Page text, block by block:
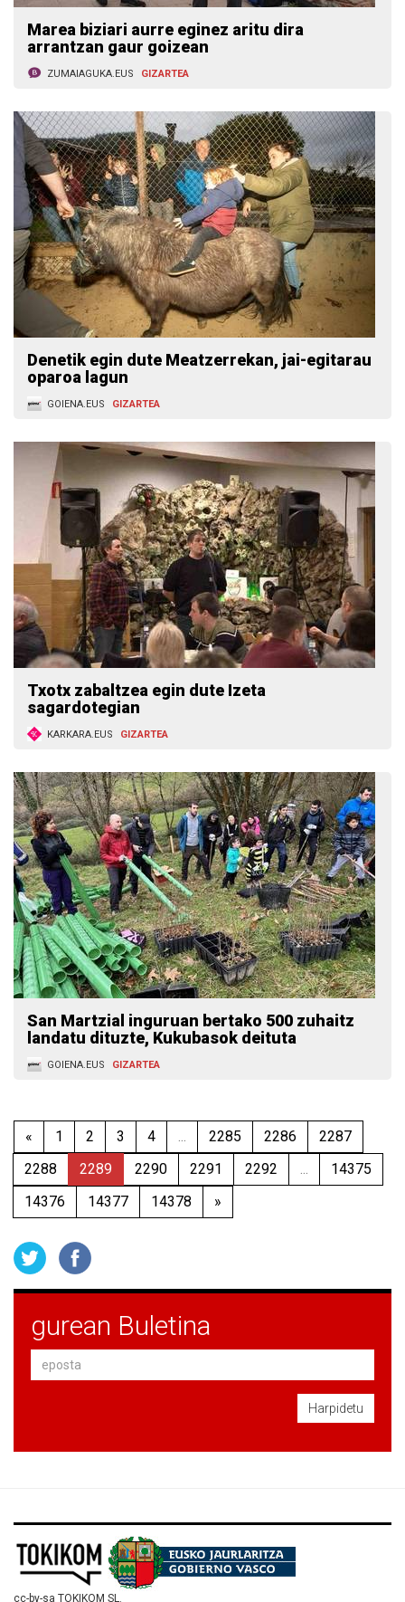
Marea biziari aurre eginez aritu dira
arrantzan gaur goizean
ZUMAIAGUKA.EUS GIZARTEA
Denetik egin dute Meatzerrekan, jai-egitarau
oparoa lagun
GOIENA.EUS GIZARTEA
Txotx zabaltzea egin dute Izeta
sagardotegian
KARKARA.EUS GIZARTEA
San Martzial inguruan bertako 500 zuhaitz
landatu dituzte, Kukubasok deituta
GOIENA.EUS GIZARTEA
« 1 2 3 4 ... 2285 2286
2287
2288
2289 2290 2291 2292 ...
14375
14376
14377 14378 »
gurean Buletina
Harpidetu
cc-by-sa TOKIKOM SL.